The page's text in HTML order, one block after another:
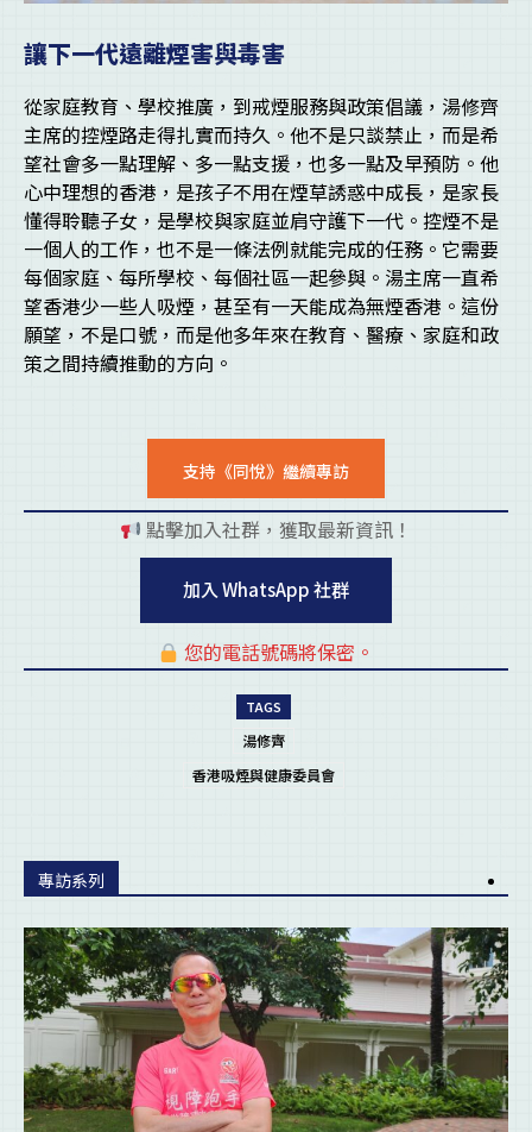
讓下一代遠離煙害與毒害
從家庭教育、學校推廣，到戒煙服務與政策倡議，湯修齊
主席的控煙路走得扎實而持久。他不是只談禁止，而是希
望社會多一點理解、多一點支援，也多一點及早預防。他
心中理想的香港，是孩子不用在煙草誘惑中成長，是家長
懂得聆聽子女，是學校與家庭並肩守護下一代。控煙不是
一個人的工作，也不是一條法例就能完成的任務。它需要
每個家庭、每所學校、每個社區一起參與。湯主席一直希
望香港少一些人吸煙，甚至有一天能成為無煙香港。這份
願望，不是口號，而是他多年來在教育、醫療、家庭和政
策之間持續推動的方向。
支持《同悅》繼續專訪
點擊加入社群，獲取最新資訊！
加入 WhatsApp 社群
您的電話號碼將保密。
TAGS
湯修齊
香港吸煙與健康委員會
專訪系列